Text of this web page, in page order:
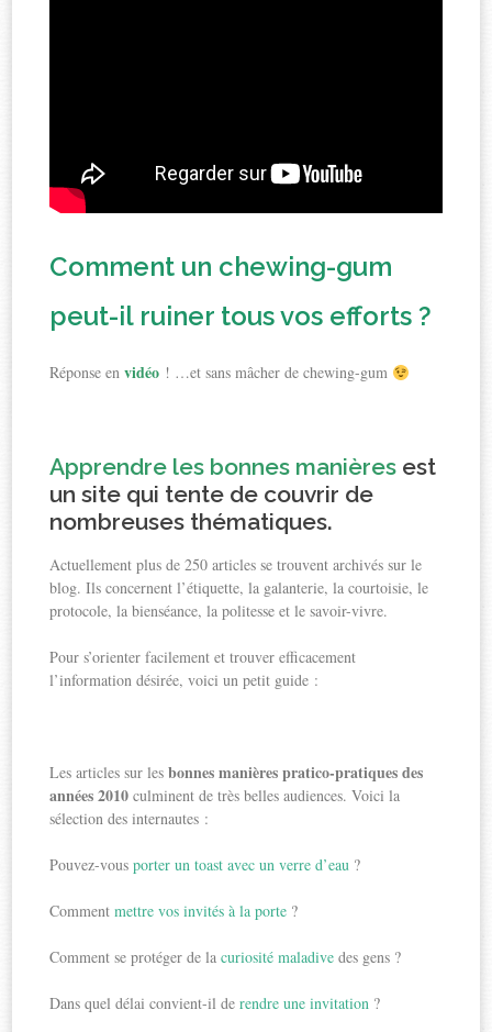
Comment un chewing-gum
peut-il ruiner tous vos efforts ?
Réponse envidéo ! …et sans mâcher de chewing-gum
Apprendre les bonnes manières est
un site qui tente de couvrir de
nombreuses thématiques.
Actuellement plus de 250 articles se trouvent archivés sur le
blog. Ils concernent l’étiquette, la galanterie, la courtoisie, le
protocole, la bienséance, la politesse et le savoir-vivre.
Pour s’orienter facilement et trouver efficacement
l’information désirée, voici un petit guide :
Les articles sur lesbonnes manières pratico-pratiques des
années 2010 culminent de très belles audiences. Voici la
sélection des internautes :
Pouvez-vousporter un toast avec un verre d’eau ?
Commentmettre vos invités à la porte ?
Comment se protéger de lacuriosité maladive des gens ?
Dans quel délai convient-il derendre une invitation ?